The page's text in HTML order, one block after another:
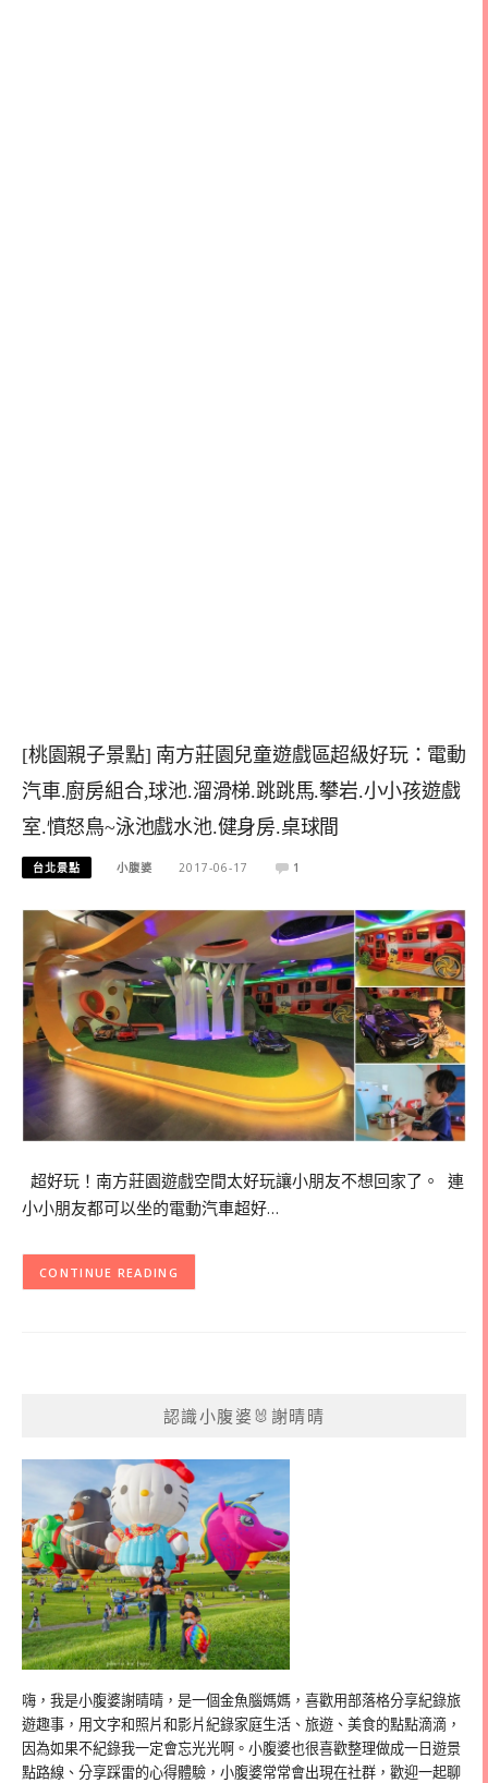
[桃園親子景點] 南方莊園兒童遊戲區超級好玩：電動
汽車.廚房組合,球池.溜滑梯.跳跳馬.攀岩.小小孩遊戲
室.憤怒鳥~泳池戲水池.健身房.桌球間
台北景點 小腹婆 2017-06-17 1
超好玩！南方莊園遊戲空間太好玩讓小朋友不想回家了。 連
小小朋友都可以坐的電動汽車超好…
CONTINUE READING
認識小腹婆🐰謝晴晴
嗨，我是小腹婆謝晴晴，是一個金魚腦媽媽，喜歡用部落格分享紀錄旅
遊趣事，用文字和照片和影片紀錄家庭生活、旅遊、美食的點點滴滴，
因為如果不紀錄我一定會忘光光啊。小腹婆也很喜歡整理做成一日遊景
點路線、分享踩雷的心得體驗，小腹婆常常會出現在社群，歡迎一起聊